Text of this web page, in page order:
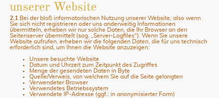
unserer Website
2.1
Bei der bloß informatorischen Nutzung unserer Website, also wenn
Sie sich nicht registrieren oder uns anderweitig Informationen
übermitteln, erheben wir nur solche Daten, die Ihr Browser an den
Seitenserver übermittelt (sog. „Server-Logfiles“). Wenn Sie unsere
Website aufrufen, erheben wir die folgenden Daten, die für uns technisch
erforderlich sind, um Ihnen die Website anzuzeigen:
Unsere besuchte Website
Datum und Uhrzeit zum Zeitpunkt des Zugriffes
Menge der gesendeten Daten in Byte
Quelle/Verweis, von welchem Sie auf die Seite gelangten
Verwendeter Browser
Verwendetes Betriebssystem
Verwendete IP-Adresse (ggf.: in anonymisierter Form)